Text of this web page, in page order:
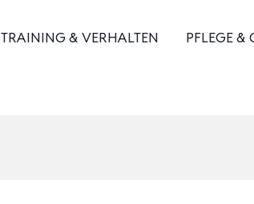
TRAINING & VERHALTEN PFLEGE &